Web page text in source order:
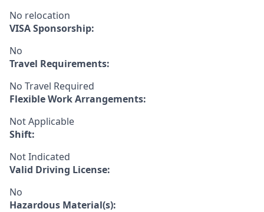
No relocation
VISA Sponsorship:
No
Travel Requirements:
No Travel Required
Flexible Work Arrangements:
Not Applicable
Shift:
Not Indicated
Valid Driving License:
No
Hazardous Material(s):